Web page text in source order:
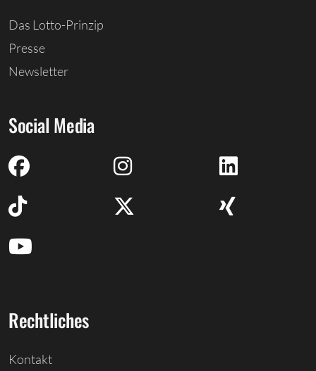
Das Lotto-Prinzip
Presse
Newsletter
Social Media
Rechtliches
Kontakt